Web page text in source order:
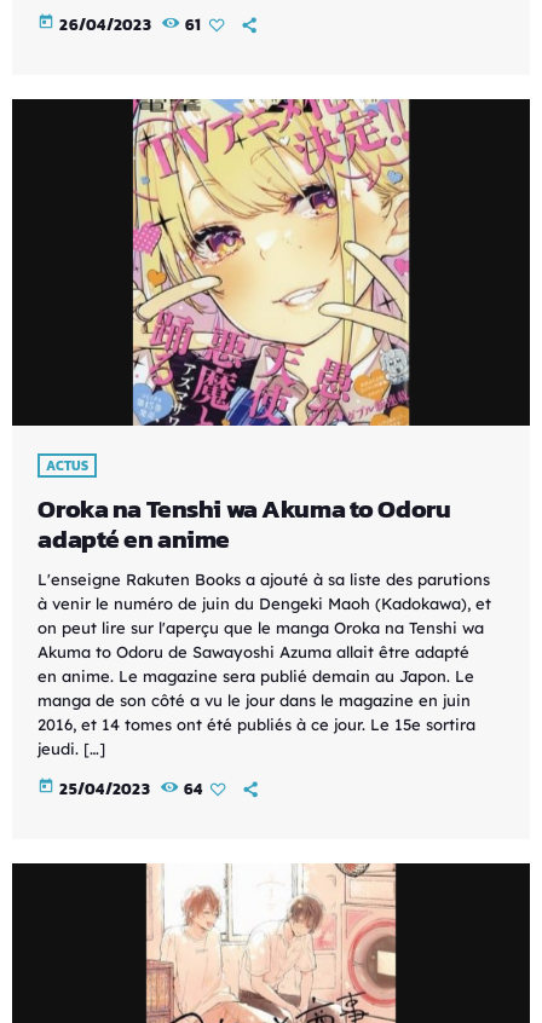
today 26/04/2023 61
ACTUS
Oroka na Tenshi wa Akuma to Odoru
adapté en anime
L'enseigne Rakuten Books a ajouté à sa liste des parutions
à venir le numéro de juin du Dengeki Maoh (Kadokawa), et
on peut lire sur l'aperçu que le manga Oroka na Tenshi wa
Akuma to Odoru de Sawayoshi Azuma allait être adapté
en anime. Le magazine sera publié demain au Japon. Le
manga de son côté a vu le jour dans le magazine en juin
2016, et 14 tomes ont été publiés à ce jour. Le 15e sortira
jeudi. […]
today 25/04/2023 64